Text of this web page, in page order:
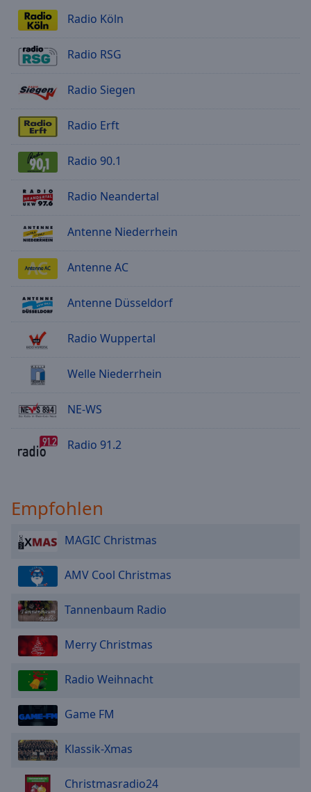
Radio Köln
Radio RSG
Radio Siegen
Radio Erft
Radio 90.1
Radio Neandertal
Antenne Niederrhein
Antenne AC
Antenne Düsseldorf
Radio Wuppertal
Welle Niederrhein
NE-WS
Radio 91.2
Empfohlen
MAGIC Christmas
AMV Cool Christmas
Tannenbaum Radio
Merry Christmas
Radio Weihnacht
Game FM
Klassik-Xmas
Christmasradio24